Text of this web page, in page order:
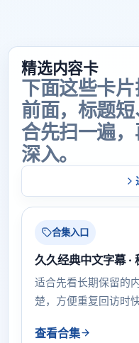
精选内容卡
下面这些卡
前面，标题
合先扫一遍
深入。
合集入口
久久经典中文字幕 ·
适合先看长期保留的
楚，方便重复回访时
查看合集